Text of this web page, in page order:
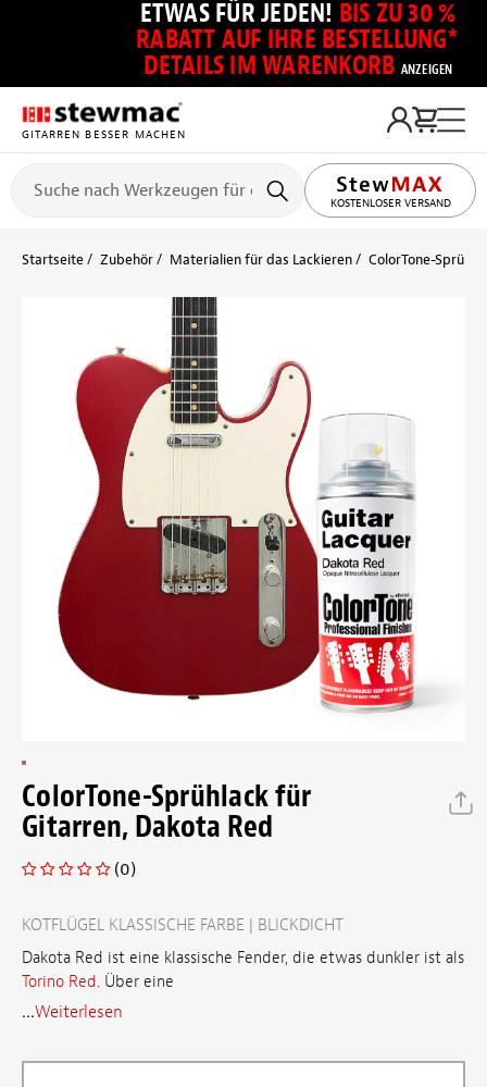
ETWAS FÜR JEDEN! BIS ZU 30 %
RABATT AUF IHRE BESTELLUNG*
DETAILS IM WARENKORB ANZEIGEN
GITARREN BESSER MACHEN
KOSTENLOSER VERSAND
Startseite Zubehör Materialien für das Lackieren ColorTone-
ColorTone-Sprühlack für
Gitarren, Dakota Red
(0)
KOTFLÜGEL KLASSISCHE FARBE | BLICKDICHT
Dakota Red ist eine klassische Fender, die etwas dunkler ist als
Torino Red. Über eine
...Weiterlesen